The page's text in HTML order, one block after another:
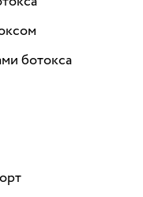
ботокса